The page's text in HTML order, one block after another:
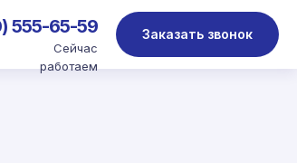
Заказать звонок
555-65-59
Сейчас
работаем